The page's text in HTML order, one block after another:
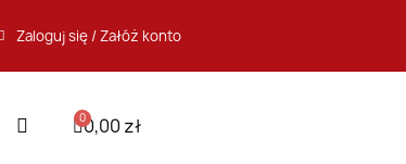
Zaloguj się / Załóż konto
0,00 zł